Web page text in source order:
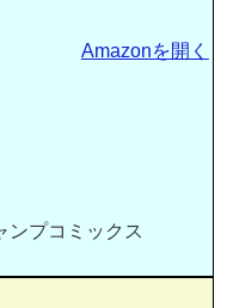
ンプコミックス
Amazonを開く